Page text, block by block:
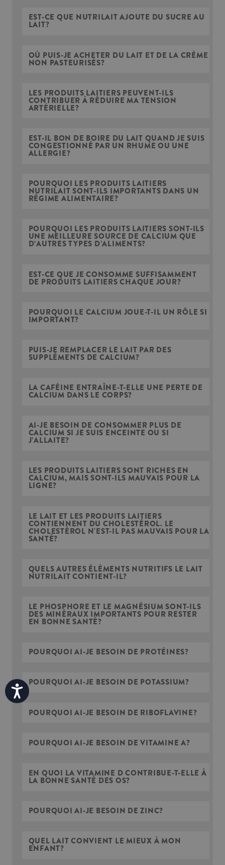
Accessibility
EST-CE QUE NUTRILAIT AJOUTE DU SUCRE AU
LAIT?
OÙ PUIS-JE ACHETER DU LAIT ET DE LA CRÈME
NON PASTEURISÉS?
LES PRODUITS LAITIERS PEUVENT-ILS
CONTRIBUER À RÉDUIRE MA TENSION
ARTÉRIELLE?
EST-IL BON DE BOIRE DU LAIT QUAND JE SUIS
CONGESTIONNÉ PAR UN RHUME OU UNE
ALLERGIE?
POURQUOI LES PRODUITS LAITIERS
NUTRILAIT SONT-ILS IMPORTANTS DANS UN
RÉGIME ALIMENTAIRE?
POURQUOI LES PRODUITS LAITIERS SONT-ILS
UNE MEILLEURE SOURCE DE CALCIUM QUE
D’AUTRES TYPES D’ALIMENTS?
EST-CE QUE JE CONSOMME SUFFISAMMENT
DE PRODUITS LAITIERS CHAQUE JOUR?
POURQUOI LE CALCIUM JOUE-T-IL UN RÔLE SI
IMPORTANT?
PUIS-JE REMPLACER LE LAIT PAR DES
SUPPLÉMENTS DE CALCIUM?
LA CAFÉINE ENTRAÎNE-T-ELLE UNE PERTE DE
CALCIUM DANS LE CORPS?
AI-JE BESOIN DE CONSOMMER PLUS DE
CALCIUM SI JE SUIS ENCEINTE OU SI
J’ALLAITE?
LES PRODUITS LAITIERS SONT RICHES EN
CALCIUM, MAIS SONT-ILS MAUVAIS POUR LA
LIGNE?
LE LAIT ET LES PRODUITS LAITIERS
CONTIENNENT DU CHOLESTÉROL. LE
CHOLESTÉROL N'EST-IL PAS MAUVAIS POUR LA
SANTÉ?
QUELS AUTRES ÉLÉMENTS NUTRITIFS LE LAIT
NUTRILAIT CONTIENT-IL?
LE PHOSPHORE ET LE MAGNÉSIUM SONT-ILS
DES MINÉRAUX IMPORTANTS POUR RESTER
EN BONNE SANTÉ?
POURQUOI AI-JE BESOIN DE PROTÉINES?
POURQUOI AI-JE BESOIN DE POTASSIUM?
POURQUOI AI-JE BESOIN DE RIBOFLAVINE?
POURQUOI AI-JE BESOIN DE VITAMINE A?
EN QUOI LA VITAMINE D CONTRIBUE-T-ELLE À
LA BONNE SANTÉ DES OS?
POURQUOI AI-JE BESOIN DE ZINC?
QUEL LAIT CONVIENT LE MIEUX À MON
ENFANT?